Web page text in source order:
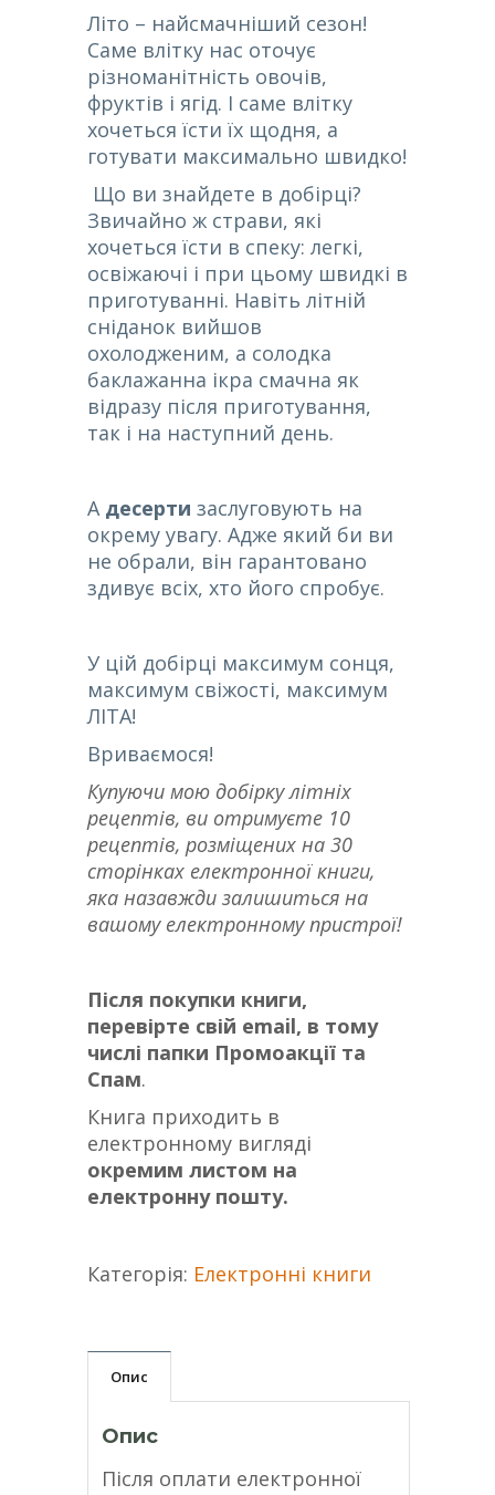
Літо – найсмачніший сезон!
Саме влітку нас оточує
різноманітність овочів,
фруктів і ягід. І саме влітку
хочеться їсти їх щодня, а
готувати максимально швидко!
Що ви знайдете в добірці?
Звичайно ж страви, які
хочеться їсти в спеку: легкі,
освіжаючі і при цьому швидкі в
приготуванні. Навіть літній
сніданок вийшов
охолодженим, а солодка
баклажанна ікра смачна як
відразу після приготування,
так і на наступний день.
А десерти заслуговують на
окрему увагу. Адже який би ви
не обрали, він гарантовано
здивує всіх, хто його спробує.
У цій добірці максимум сонця,
максимум свіжості, максимум
ЛІТА!
Вриваємося!
Купуючи мою добірку літніх
рецептів, ви отримуєте 10
рецептів, розміщених на 30
сторінках електронної книги,
яка назавжди залишиться на
вашому електронному пристрої!
Після покупки книги,
перевірте свій email, в тому
числі папки Промоакції та
Спам.
Книга приходить в
електронному вигляді
окремим листом на
електронну пошту.
Категорія: Електронні книги
Опис
Опис
Після оплати електронної